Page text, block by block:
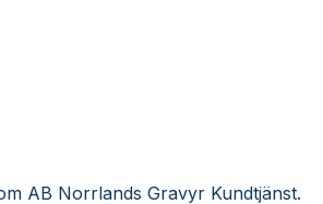
AB Norrlands Gravyr Kundtjänst.